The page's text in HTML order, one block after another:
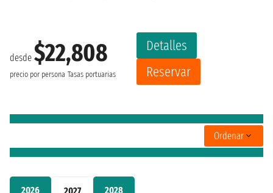
2026 2028
desde $22,808
precio por persona Tasas portuarias
Detalles
Reservar
Ordenar